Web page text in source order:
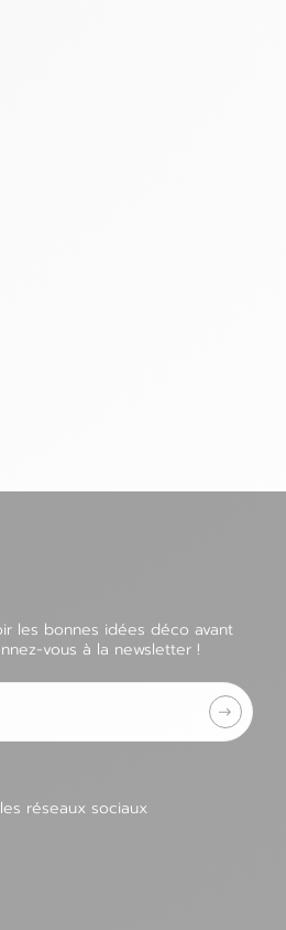
les bonnes idées déco avant
vous à la newsletter !
réseaux sociaux